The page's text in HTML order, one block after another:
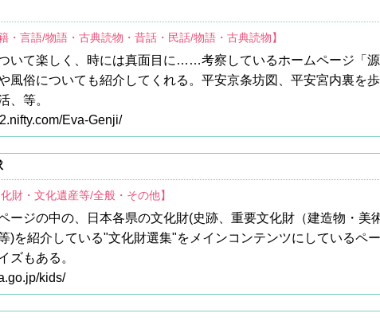
・言語/物語・古典読物・昔話・民話/物語・古典読物】
いて楽しく、時には真面目に……考察しているホームページ「
風俗についても紹介してくれる。平安京条坊図、平安宮内裏を
、等。
Eva-Genji/
財・文化遺産等/全般・その他】
ージの中の、日本各県の文化財(史跡、重要文化財（建造物・美
)を紹介している"文化財選集"をメインコンテンツにしているペ
ズもある。
kids/